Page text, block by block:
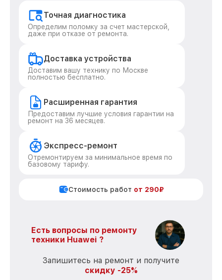
Точная диагностика
Определим поломку за счет мастерской,
даже при отказе от ремонта.
Доставка устройства
Доставим вашу технику по Москве
полностью бесплатно.
Расширенная гарантия
Предоставим лучшие условия гарантии на
ремонт на 36 месяцев.
Экспресс-ремонт
Отремонтируем за минимальное время по
базовому тарифу.
Стоимость работ от 290₽
Есть вопросы по ремонту
техники Huawei ?
Запишитесь на ремонт и получите
скидку -25%